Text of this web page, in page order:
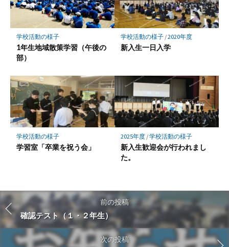
学校活動の様子
1年生地域散策学習（午後の
部）
学校活動の様子/2020年度
新入生一日入学
学校活動の様子
学習室「卒業を祝う会」
2025年度/学校活動の様子
新入生歓迎会が行われまし
た。
前の投稿
確認テスト（１・２年生）
次の投稿